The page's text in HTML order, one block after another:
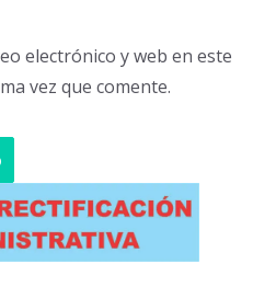
electrónico y web en este
vez que comente.